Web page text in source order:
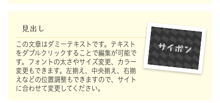
見出し
この文章はダミーテキストです。テキスト
をダブルクリックすることで編集が可能で
す。フォントの太さやサイズ変更、カラー
変更もできます。左揃え、中央揃え、右揃
えなどの位置調整もできますので、サイト
に合わせて変更してください。